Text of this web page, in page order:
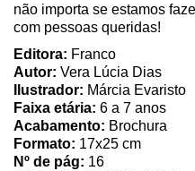
não importa se estamos
com pessoas queridas!
Editora: Franco
Autor: Vera Lúcia Dias
Ilustrador: Márcia Evaristo
Faixa etária: 6 a 7 anos
Acabamento: Brochura
Formato: 17x25 cm
Nº de pág: 16